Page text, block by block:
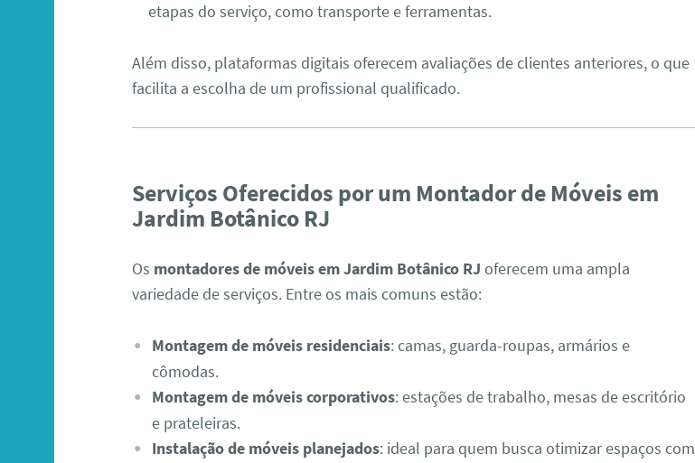
etapas do serviço, como transporte e ferramentas.
Além disso, plataformas digitais oferecem avaliações de clientes anteriores, o que
facilita a escolha de um profissional qualificado.
Serviços Oferecidos por um Montador de Móveis em
Jardim Botânico RJ
Os montadores de móveis em Jardim Botânico RJ oferecem uma ampla
variedade de serviços. Entre os mais comuns estão:
Montagem de móveis residenciais: camas, guarda-roupas, armários e
cômodas.
Montagem de móveis corporativos: estações de trabalho, mesas de escritório
e prateleiras.
Instalação de móveis planejados: ideal para quem busca otimizar espaços com